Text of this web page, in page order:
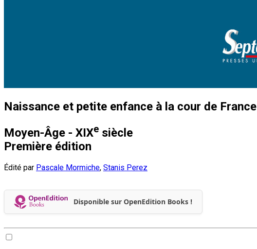
Naissance et petite enfance à la cour de France
Moyen-Âge - XIXe siècle
Première édition
Édité par Pascale Mormiche, Stanis Perez
Disponible sur OpenEdition Books !